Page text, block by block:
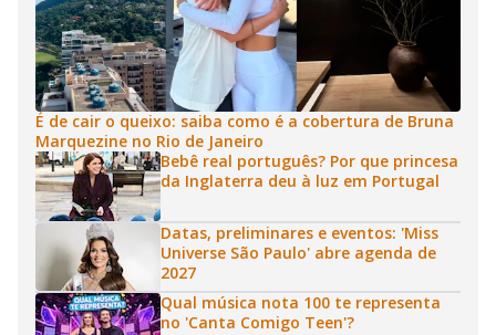
É de cair o queixo: saiba como é a cobertura de Bruna
Marquezine no Rio de Janeiro
Bebê real português? Por que princesa
da Inglaterra deu à luz em Portugal
Datas, preliminares e eventos: 'Miss
Universe São Paulo' abre agenda de
2027
Qual música nota 100 te representa
no 'Canta Comigo Teen'?